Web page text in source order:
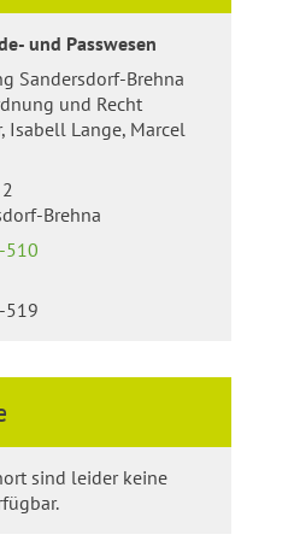
und Passwesen
Sandersdorf-Brehna
und Recht
Isabell Lange, Marcel
Brehna
510
519
sind leider keine